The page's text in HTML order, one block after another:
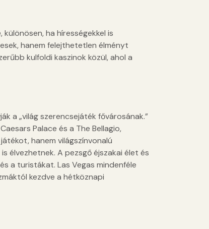
ha hírességekkel is
hanem felejthetetlen élményt
kulfoldi kaszinok közül, ahol a
a „világ szerencsejáték fővárosának.”
Palace és a The Bellagio,
hanem világszínvonalú
élvezhetnek. A pezsgő éjszakai élet és
a turistákat. Las Vegas mindenféle
kezdve a hétköznapi